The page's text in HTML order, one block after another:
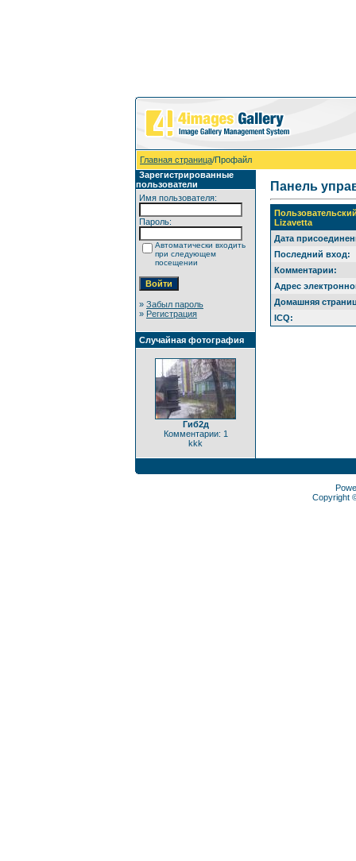
Главная страница/Профайл
Зарегистрированные
пользователи
Имя пользователя:
Пароль:
Автоматически входить
при следующем
посещении
» Забыл пароль
» Регистрация
Случайная фотография
Гиб2д
Комментарии: 1
kkk
Панель
Lizavetta
Дата
Последний вход:
Комментарии:
Адрес
Домашняя
ICQ:
Copyright